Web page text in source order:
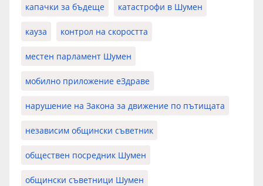
капачки за бъдеще катастрофи в Шумен
кауза контрол на скоростта
местен парламент Шумен
мобилно приложение еЗдраве
нарушение на Закона за движение по пътищата
независим общински съветник
обществен посредник Шумен
общински съветници Шумен